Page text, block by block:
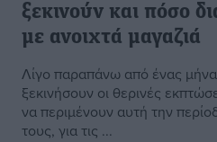
ξεκινούν και πόσο
με ανοιχτά μαγαζιά
Λίγο παραπάνω από ένας
ξεκινήσουν οι θερινές
να περιμένουν αυτή την
τους, για τις ...